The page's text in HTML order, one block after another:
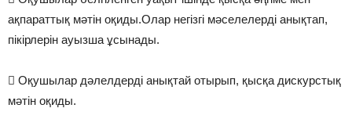
ақпараттық мәтін оқиды.Олар негізгі мәселелерді анықтап,
пікірлерін ауызша ұсынады.
 Оқушылар дәлелдерді анықтай отырып, қысқа дискурстық
мәтін оқиды.